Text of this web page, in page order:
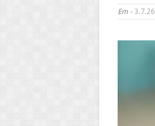
Em - 3.7.26